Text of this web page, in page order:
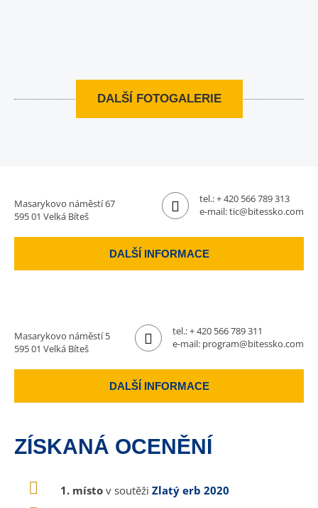
DALŠÍ FOTOGALERIE
Masarykovo náměstí 67
595 01 Velká Bíteš
tel.:+ 420 566 789 313
e-mail:tic@bitessko.com
DALŠÍ INFORMACE
Masarykovo náměstí 5
595 01 Velká Bíteš
tel.:+ 420 566 789 311
e-mail: program@bitessko.com
DALŠÍ INFORMACE
ZÍSKANÁ OCENĚNÍ
1. místo v soutěži Zlatý erb 2020